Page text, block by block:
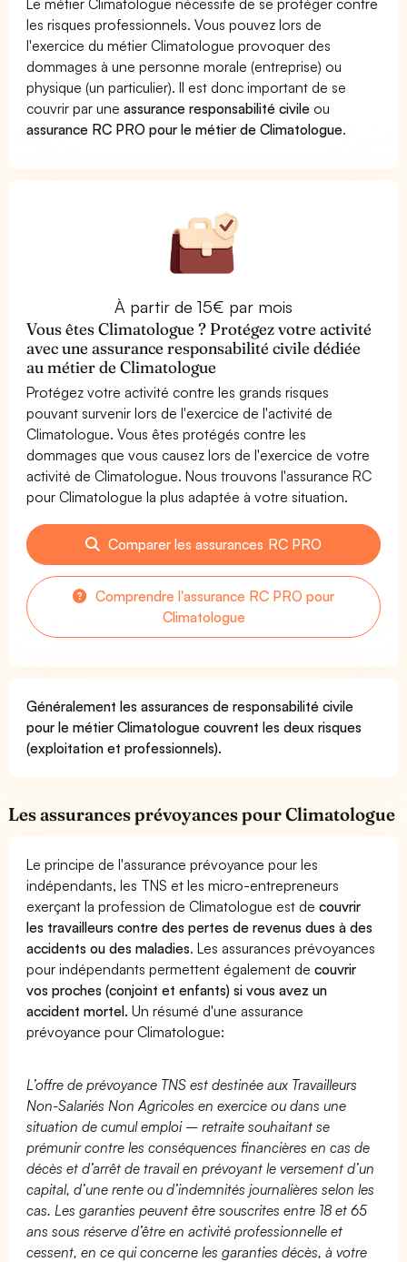
les risques professionnels. Vous pouvez lors de
l'exercice du métier Climatologue provoquer des
dommages à une personne morale (entreprise) ou
physique (un particulier). Il est donc important de se
couvrir par uneassurance responsabilité civile ou
assurance RC PRO pour le métier de Climatologue.
À partir de 15€ par mois
Vous êtes Climatologue ? Protégez votre activité
avec une assurance responsabilité civile dédiée
au métier de Climatologue
Protégez votre activité contre les grands risques
pouvant survenir lors de l'exercice de l'activité de
Climatologue. Vous êtes protégés contre les
dommages que vous causez lors de l'exercice de votre
activité de Climatologue. Nous trouvons l'assurance RC
pour Climatologue la plus adaptée à votre situation.
Comparer les assurances RC PRO
Comprendre l'assurance RC PRO pour
Climatologue
Généralement les assurances de responsabilité civile
pour le métier Climatologue couvrent les deux risques
(exploitation et professionnels).
Les assurances prévoyances pour Climatologue
Le principe de l'assurance prévoyance pour les
indépendants, les TNS et les micro-entrepreneurs
exerçant la profession de Climatologue est decouvrir
les travailleurs contre des pertes de revenus dues à des
accidents ou des maladies. Les assurances prévoyances
pour indépendants permettent également decouvrir
vos proches (conjoint et enfants) si vous avez un
accident mortel. Un résumé d'une assurance
prévoyance pour Climatologue:
L’offre de prévoyance TNS est destinée aux Travailleurs
Non-Salariés Non Agricoles en exercice ou dans une
situation de cumul emploi – retraite souhaitant se
prémunir contre les conséquences financières en cas de
décès et d’arrêt de travail en prévoyant le versement d’un
capital, d’une rente ou d’indemnités journalières selon les
cas. Les garanties peuvent être souscrites entre 18 et 65
ans sous réserve d’être en activité professionnelle et
cessent, en ce qui concerne les garanties décès, à votre